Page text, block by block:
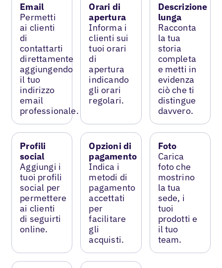
Email
Permetti
ai clienti
di
contattarti
direttamente
aggiungendo
il tuo
indirizzo
email
professionale.
Orari di
apertura
Informa i
clienti sui
tuoi orari
di
apertura
indicando
gli orari
regolari.
Descrizione
lunga
Racconta
la tua
storia
completa
e metti in
evidenza
ciò che ti
distingue
davvero.
Profili
social
Aggiungi i
tuoi profili
social per
permettere
ai clienti
di seguirti
online.
Opzioni di
pagamento
Indica i
metodi di
pagamento
accettati
per
facilitare
gli
acquisti.
Foto
Carica
foto che
mostrino
la tua
sede, i
tuoi
prodotti e
il tuo
team.